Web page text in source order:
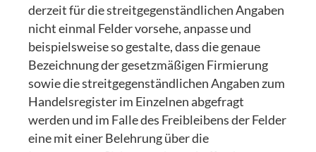
derzeit für die streitgegenständlichen Angaben
nicht einmal Felder vorsehe, anpasse und
beispielsweise so gestalte, dass die genaue
Bezeichnung der gesetzmäßigen Firmierung
sowie die streitgegenständlichen Angaben zum
Handelsregister im Einzelnen abgefragt
werden und im Falle des Freibleibens der Felder
eine mit einer Belehrung über die